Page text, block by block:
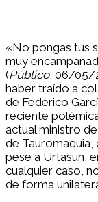
«No pongas tus
muy
(Público, 06/05/
haber traído a
de Federico
reciente
actual ministro
de Tauromaquia,
pese a Urtasun,
cualquier caso,
de forma